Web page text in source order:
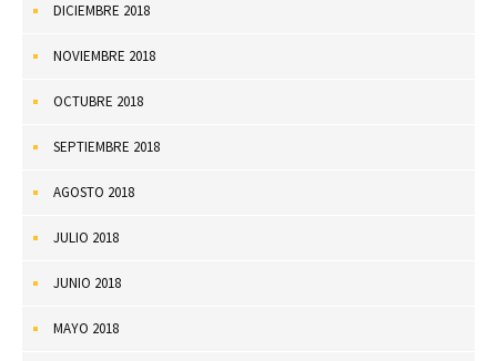
DICIEMBRE 2018
NOVIEMBRE 2018
OCTUBRE 2018
SEPTIEMBRE 2018
AGOSTO 2018
JULIO 2018
JUNIO 2018
MAYO 2018